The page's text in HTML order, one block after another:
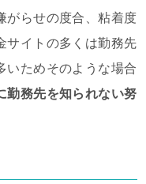
がらせの度合、粘着度
サイトの多くは勤務先
いためそのような場合
勤務先を知られない努